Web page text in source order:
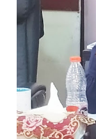
kelancaran
lingkungan
mengganggu
bidang medis.
tetap berjalan
(22/10/2025).
penurunan